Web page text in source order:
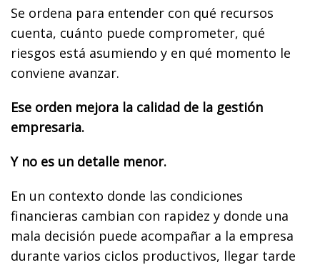
Se ordena para entender con qué recursos
cuenta, cuánto puede comprometer, qué
riesgos está asumiendo y en qué momento le
conviene avanzar.
Ese orden mejora la calidad de la gestión
empresaria.
Y no es un detalle menor.
En un contexto donde las condiciones
financieras cambian con rapidez y donde una
mala decisión puede acompañar a la empresa
durante varios ciclos productivos, llegar tarde